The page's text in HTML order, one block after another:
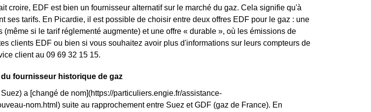
croire, EDF est bien un fournisseur alternatif sur le marché du gaz. Cela signifie qu'à
ses tarifs. En Picardie, il est possible de choisir entre deux offres EDF pour le gaz : une
(même si le tarif réglementé augmente) et une offre « durable », où les émissions de
clients EDF ou bien si vous souhaitez avoir plus d'informations sur leurs compteurs de
client au 09 69 32 15 15.
fournisseur historique de gaz
a [changé de nom](https://particuliers.engie.fr/assistance-
nom.html) suite au rapprochement entre Suez et GDF (gaz de France). En